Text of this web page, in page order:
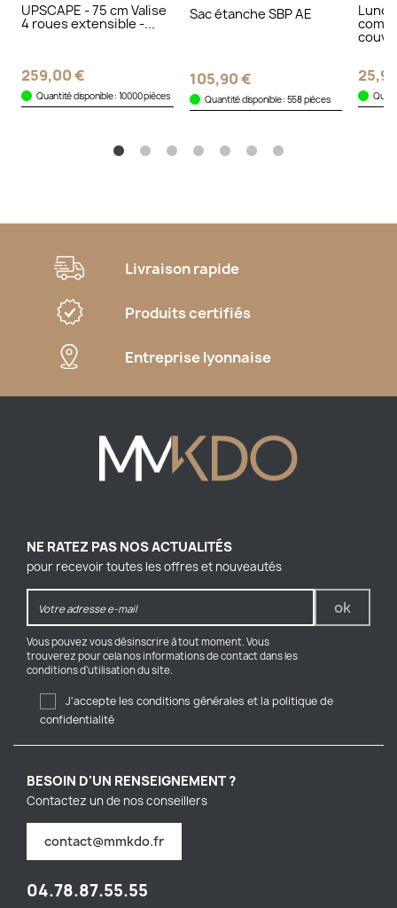
UPSCAPE - 75 cm Valise
4 roues extensible -...
259,00 €
Quantité disponible : 10000 pièces
Sac étanche SBP AE
105,90 €
Quantité disponible : 558 pièces
Livraison rapide
Produits certifiés
Entreprise lyonnaise
NE RATEZ PAS NOS ACTUALITÉS
pour recevoir toutes les offres et nouveautés
Vous pouvez vous désinscrire à tout moment. Vous
trouverez pour cela nos informations de contact dans les
conditions d'utilisation du site.
J'accepte les conditions générales et la politique de
confidentialité
BESOIN D'UN RENSEIGNEMENT ?
Contactez un de nos conseillers
contact@mmkdo.fr
04.78.87.55.55